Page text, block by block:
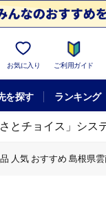
お気に入り ご利用ガイド
を探す ランキング
さとチョイス」シス
人気 おすすめ 島根県